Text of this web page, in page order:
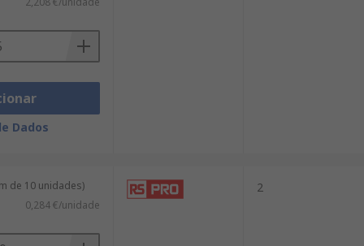
Dados
de 10 unidades)
0,284 €/unidade
2